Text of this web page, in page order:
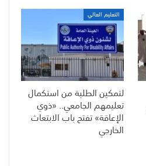
التعليم العالي
لتمكين الطلبة من استكمال
تعليمهم الجامعي.. «ذوي
الإعاقة» تفتح باب الابتعاث
الخارجي